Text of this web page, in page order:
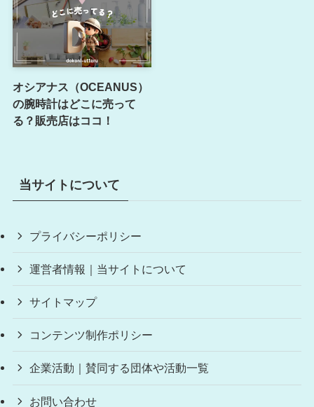
オシアナス（OCEANUS）
の腕時計はどこに売って
る？販売店はココ！
当サイトについて
プライバシーポリシー
運営者情報｜当サイトについて
サイトマップ
コンテンツ制作ポリシー
企業活動｜賛同する団体や活動一覧
お問い合わせ